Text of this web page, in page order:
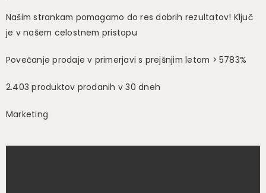
Našim strankam pomagamo do res dobrih rezultatov! Ključ
je v našem celostnem pristopu
Povečanje prodaje v primerjavi s prejšnjim letom > 5783%
2.403 produktov prodanih v 30 dneh
Marketing